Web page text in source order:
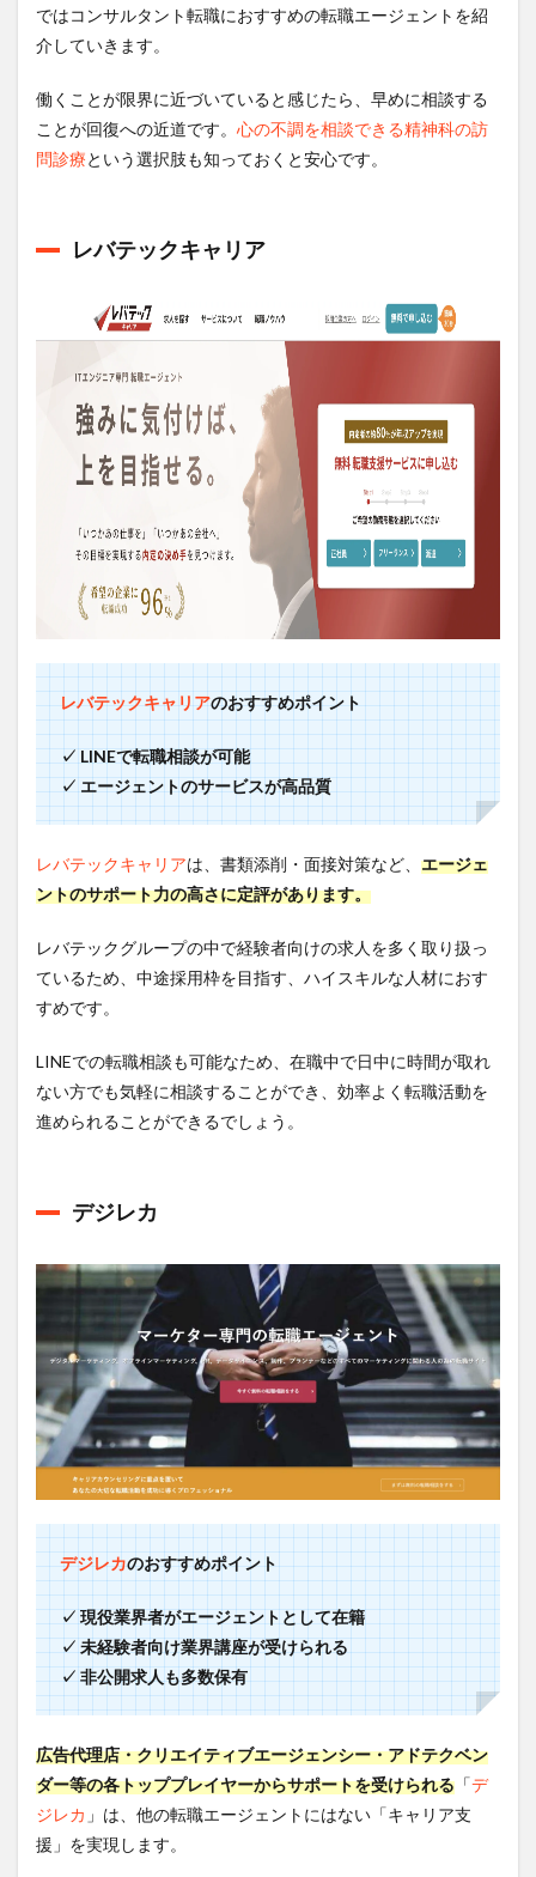
ではコンサルタント転職におすすめの転職エージェントを紹
介していきます。
働くことが限界に近づいていると感じたら、早めに相談する
ことが回復への近道です。 心の不調を相談できる精神科の訪
問診療という選択肢も知っておくと安心です。
レバテックキャリア
レバテックキャリアのおすすめポイント
✓ LINEで転職相談が可能
✓ エージェントのサービスが高品質
レバテックキャリアは、書類添削・面接対策など、 エージェ
ントのサポート力の高さに定評があります。
レバテックグループの中で経験者向けの求人を多く取り扱っ
ているため、中途採用枠を目指す、ハイスキルな人材におす
すめです。
LINEでの転職相談も可能なため、在職中で日中に時間が取れ
ない方でも気軽に相談することができ、効率よく転職活動を
進められることができるでしょう。
デジレカ
デジレカのおすすめポイント
✓ 現役業界者がエージェントとして在籍
✓ 未経験者向け業界講座が受けられる
✓ 非公開求人も多数保有
広告代理店・クリエイティブエージェンシー・アドテクベン
ダー等の各トッププレイヤーからサポートを受けられる 「デ
ジレカ 」は、他の転職エージェントにはない「キャリア支
援」を実現します。